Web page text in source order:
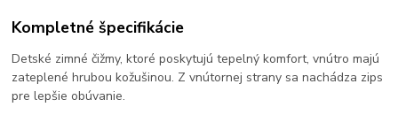
Kompletné špecifikácie
Detské zimné čižmy, ktoré poskytujú tepelný komfort, vnútro majú
zateplené hrubou kožušinou. Z vnútornej strany sa nachádza zips
pre lepšie obúvanie.